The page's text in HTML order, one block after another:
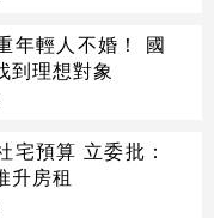
年輕人不婚！ 國
到理想對象
宅預算 立委批：
升房租